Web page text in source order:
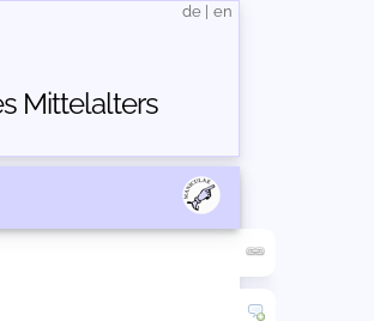
Mittelalters
de en